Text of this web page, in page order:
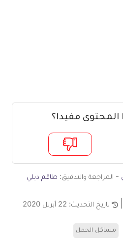
مفيدا؟
- المراجعة والتدقيق: طاقم ديلي
تاريخ التحديث: 22 أبريل 2020
مشاكل الحمل